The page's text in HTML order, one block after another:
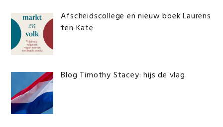
Afscheidscollege en nieuw boek Laurens
ten Kate
Blog Timothy Stacey: hijs de vlag